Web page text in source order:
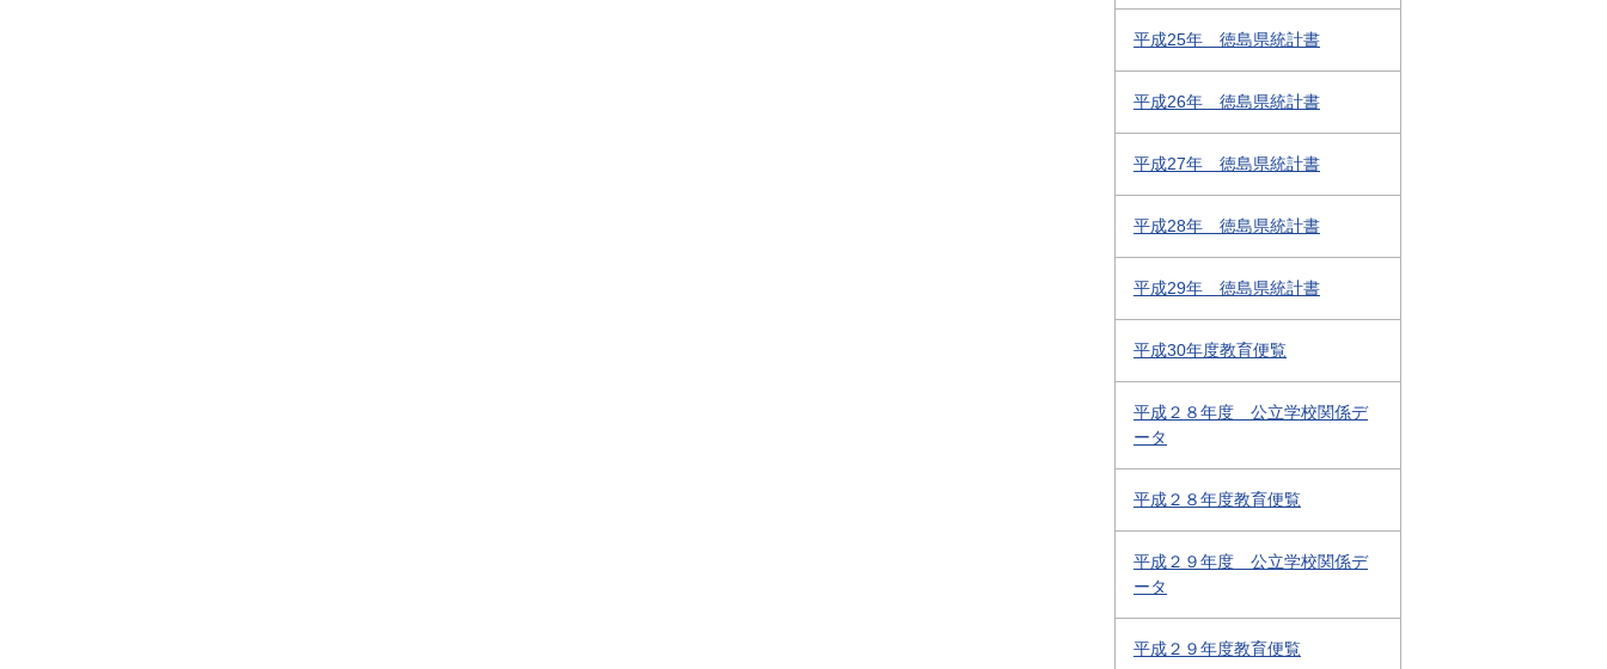
平成25年 徳島県統計書
平成26年 徳島県統計書
平成27年 徳島県統計書
平成28年 徳島県統計書
平成29年 徳島県統計書
平成30年度教育便覧
平成２８年度 公立学校関係デ
ータ
平成２８年度教育便覧
平成２９年度 公立学校関係デ
ータ
平成２９年度教育便覧